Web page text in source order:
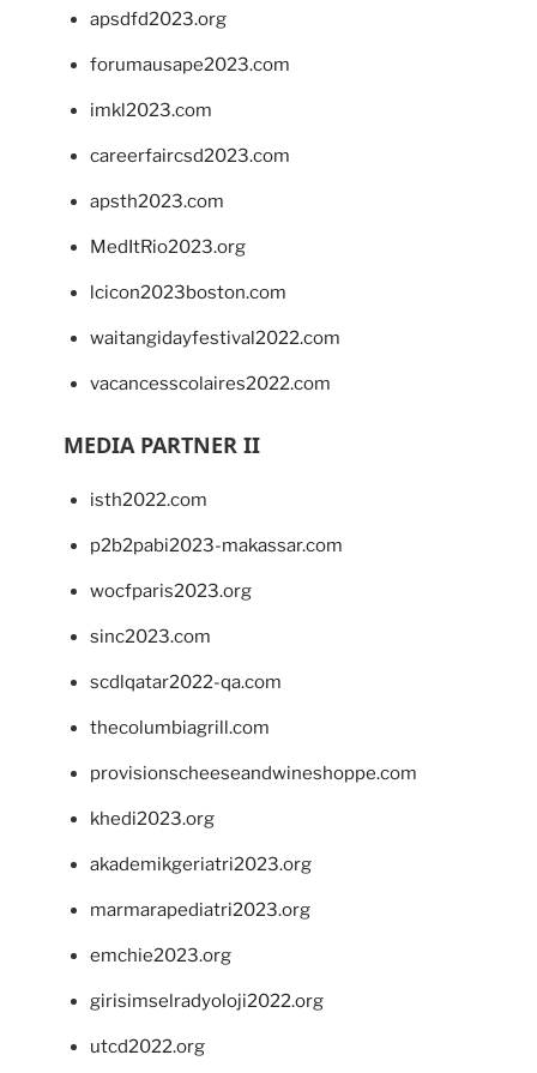
apsdfd2023.org
forumausape2023.com
imkl2023.com
careerfaircsd2023.com
apsth2023.com
MedItRio2023.org
lcicon2023boston.com
waitangidayfestival2022.com
vacancesscolaires2022.com
MEDIA PARTNER II
isth2022.com
p2b2pabi2023-makassar.com
wocfparis2023.org
sinc2023.com
scdlqatar2022-qa.com
thecolumbiagrill.com
provisionscheeseandwineshoppe.com
khedi2023.org
akademikgeriatri2023.org
marmarapediatri2023.org
emchie2023.org
girisimselradyoloji2022.org
utcd2022.org